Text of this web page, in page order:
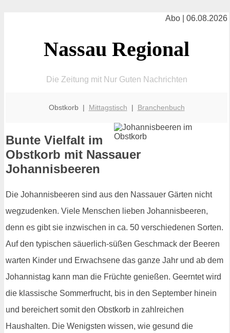
Abo | 06.08.2026
Nassau Regional
Die Zeitung mit Nur Guten Nachrichten
Obstkorb | Mittagstisch | Branchenbuch
Bunte Vielfalt im
Obstkorb mit Nassauer
Johannisbeeren
Die Johannisbeeren sind aus den Nassauer Gärten nicht
wegzudenken. Viele Menschen lieben Johannisbeeren,
denn es gibt sie inzwischen in ca. 50 verschiedenen Sorten.
Auf den typischen säuerlich-süßen Geschmack der Beeren
warten Kinder und Erwachsene das ganze Jahr und ab dem
Johannistag kann man die Früchte genießen. Geerntet wird
die klassische Sommerfrucht, bis in den September hinein
und bereichert somit den Obstkorb in zahlreichen
Haushalten. Die Wenigsten wissen, wie gesund die